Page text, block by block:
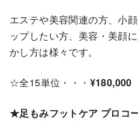
エステや美容関連の方、小
ップしたい方、美容・美顔
かし方は様々です。
☆全15単位・・・ ¥180,000
★足もみフットケア プロコ